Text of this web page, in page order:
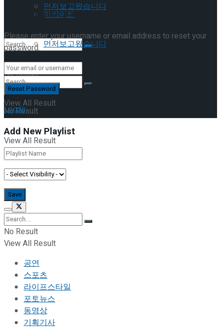
먼저보고왔습니다
No Result
View All Result
앙케이트
먼저보고왔습니다
No Result
View All Result
Retrieve your password
Please enter your username or email address to reset your
password.
Log In
Add New Playlist
No Result
View All Result
공연
스포츠
라이프스타일
포토뉴스
동영상
기획기사